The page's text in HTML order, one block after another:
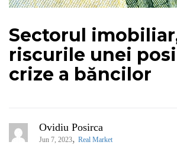
Sectorul
riscurile unei
crize a băncilor
Ovidiu Posirca
Jun 7, 2023, Real Market